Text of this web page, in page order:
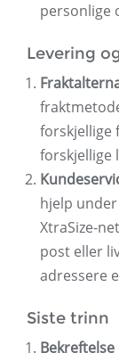
personlige
Levering
forskjellige
forskjellige
hjelp
XtraSize-
post eller
adressere
Siste trinn